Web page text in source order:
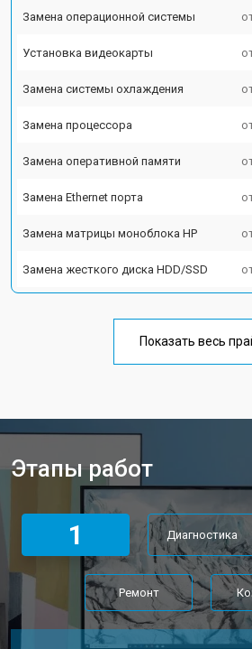
Замена операционной системы
Установка видеокарты
Замена системы охлаждения
Замена процессора
Замена оперативной памяти
Замена Ethernet порта
Замена матрицы моноблока HP
Замена жесткого диска HDD/SSD
Показать весь
Этапы работ
1 Диагностика
Ремонт